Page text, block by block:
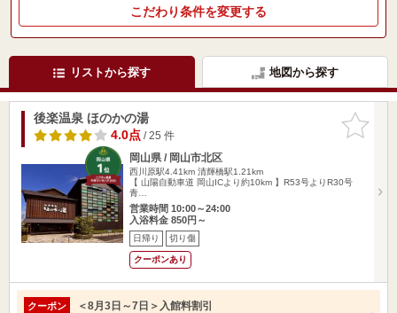
こだわり条件を変更する
リストから探す 地図から探す
お気に入
りに追加
後楽温泉 ほのかの湯
4.0点/ 25 件
岡山県 / 岡山市北区
西川原駅4.41km 清輝橋駅1.21km
【 山陽自動車道 岡山ICより約10km 】R53号よりR30号
青…
営業時間 10:00～24:00
入浴料金 850円～
日帰り 切り傷
クーポンあり
クーポン ＜8月3日～7日＞入館料割引